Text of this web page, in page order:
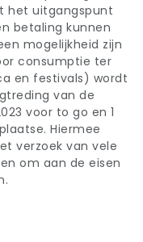
het uitgangspunt
betaling kunnen
mogelijkheid zijn
consumptie ter
en festivals) wordt
van de
voor to go en 1
Hiermee
verzoek van vele
om aan de eisen